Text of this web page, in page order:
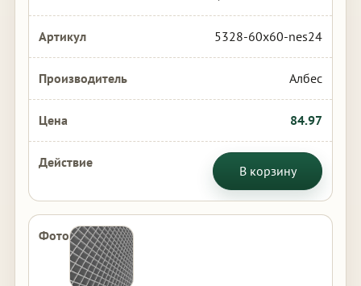
5328-60x60-nes24
Албес
84.97
В корзину